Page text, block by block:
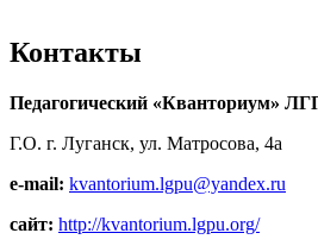
Контакты
Педагогический «Кванториум»
Г.О. г. Луганск, ул. Матросова, 4а
e-mail: kvantorium.lgpu@yandex.ru
сайт: http://kvantorium.lgpu.org/